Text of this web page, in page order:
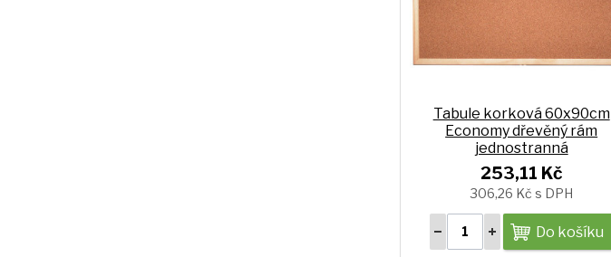
Tabule korková 60x90cm
Economy dřevěný rám
jednostranná
253,11 Kč
306,26 Kč s DPH
Do košíku